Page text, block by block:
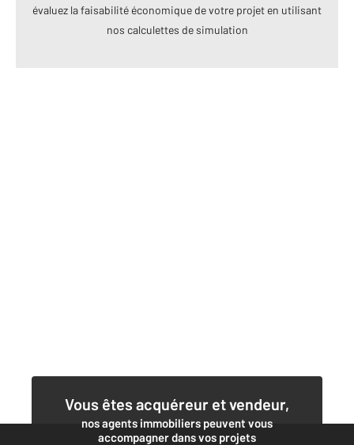
évaluez la faisabilité économique de votre projet en utilisant
nos calculettes de simulation
Vous êtes acquéreur et vendeur,
nos agents immobiliers peuvent vous
accompagner dans vos projets